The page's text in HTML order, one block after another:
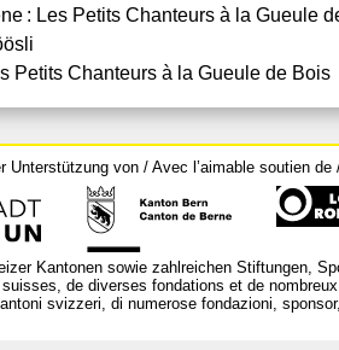
: Les Petits Chanteurs à la Gueule
Petits Chanteurs à la Gueule de Bois
Unterstützung von / Avec l’aimable soutien
Kantonen sowie zahlreichen Stiftungen,
de diverses fondations et de
svizzeri, di numerose fondazioni,